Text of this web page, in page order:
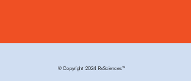
© Copyright 2024 RxSciences™